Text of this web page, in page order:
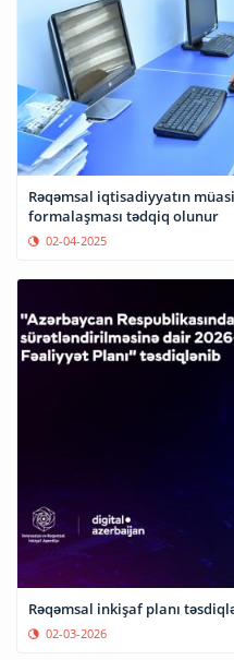
Rəqəmsal iqtisadiyyatın
formalaşması tədqiq olunur
02-04-2025
Rəqəmsal inkişaf planı
02-03-2026